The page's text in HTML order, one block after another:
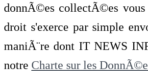
donnÃ©es collectÃ©es
droit s'exerce par simple
maniÃ¨re dont IT NEWS
notre Charte sur les